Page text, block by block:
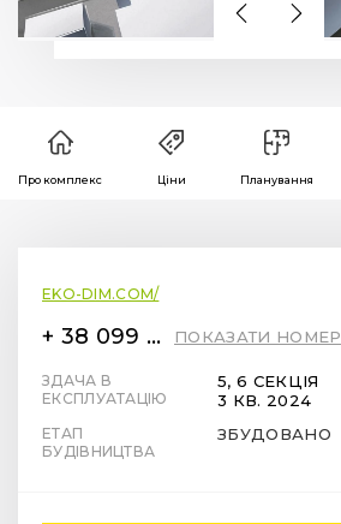
Про комплекс Ціни Планування
EKO-DIM.COM/
+ 38 099 78 78 287 ПОКАЗАТИ НОМЕР
ЗДАЧА В
ЕКСПЛУАТАЦІЮ
5, 6 СЕКЦІЯ
3 КВ. 2024
ЕТАП
БУДІВНИЦТВА
ЗБУДОВАНО